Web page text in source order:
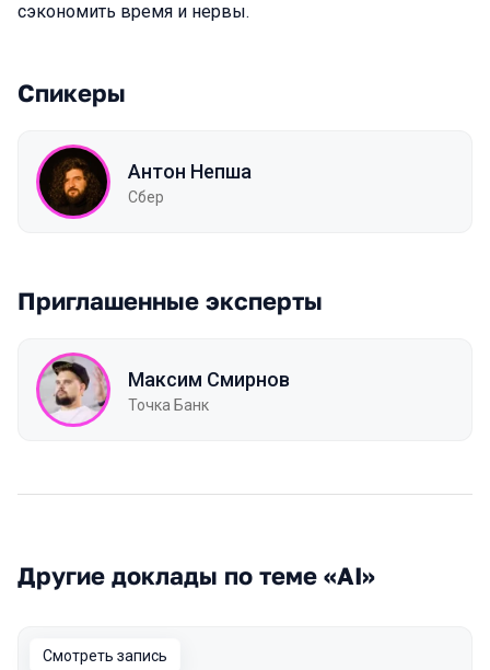
сэкономить время и нервы.
Спикеры
Антон Непша
Сбер
Приглашенные эксперты
Максим Смирнов
Точка Банк
Другие доклады по теме «AI»
Смотреть запись